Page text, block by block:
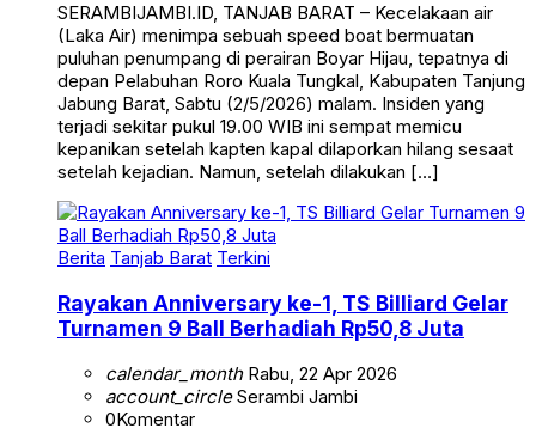
SERAMBIJAMBI.ID, TANJAB BARAT – Kecelakaan air
(Laka Air) menimpa sebuah speed boat bermuatan
puluhan penumpang di perairan Boyar Hijau, tepatnya di
depan Pelabuhan Roro Kuala Tungkal, Kabupaten Tanjung
Jabung Barat, Sabtu (2/5/2026) malam. Insiden yang
terjadi sekitar pukul 19.00 WIB ini sempat memicu
kepanikan setelah kapten kapal dilaporkan hilang sesaat
setelah kejadian. Namun, setelah dilakukan […]
Berita Tanjab Barat Terkini
Rayakan Anniversary ke-1, TS Billiard Gelar
Turnamen 9 Ball Berhadiah Rp50,8 Juta
calendar_monthRabu, 22 Apr 2026
account_circleSerambi Jambi
0Komentar